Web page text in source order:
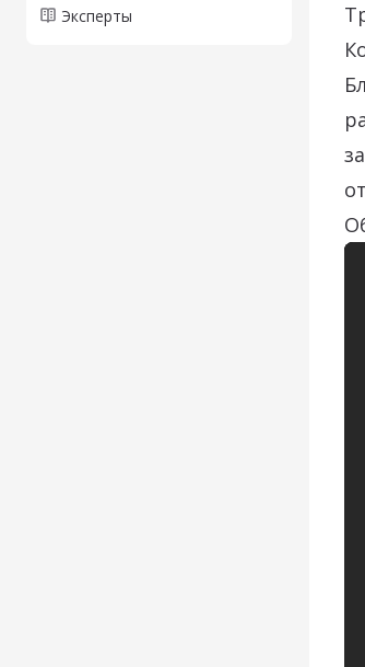
Эксперты